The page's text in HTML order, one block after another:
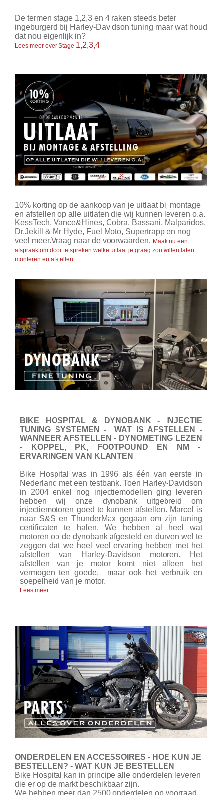
De termen stage 1,2,3 en 4 raken steeds beter
ingeburgerd bij Harley-Davidson tuning maar wat houd
dat nou eigenlijk in?
Lees meer over Stage 1,2,3,4
10% korting op de aankoop van je uitlaat bij montage
en afstellen op alle uitlaten die wij kunnen leveren o.a.
KessTech, Vance&Hines, Cobra, Bassani, Malparidos,
Dr.Jekill & Mr Hyde, Fuel Moto, Supertrapp en nog
veel meer.Vraag naar de voorwaarden. Maak nu een
afspraak om door te spreken welke uitlaat je graag zou willen laten
monteren en afstellen.
BIKE HOSPITAL & DYNOBANK - INJECTIE
TUNING SYSTEMEN - WAT IS AFSTELLEN -
WANNEER AFSTELLEN - DYNOMETING LEZEN
- KOPPEL, PK, FOOTPOUND EN NM -
ERVARINGEN VAN KLANTEN
Bike Hospital was in 1996 als één van eerste in
Nederland met een testbank. Toen Harley-Davidson
in 2004 enkel nog injectiemodellen ging leveren
hebben wij onze dynobank uitgebreid om
injectiemotoren goed te kunnen afstellen. Marcel is
naar S&S en ThunderMax gegaan om zijn tuning
certificaten te halen. We hebben al heel wat
motoren op de dynobank afgesteld en durven wel te
zeggen dat we heel veel ervaring hebben met het
afstellen van Harley-Davidson motoren. Het
afstellen van je motor komt niet alleen het
vermogen ten goede, maar ook het verbruik en
soepelheid van je motor.
Lees meer...
ONDERDELEN EN ACCESSOIRES - HOE KUN JE
BESTELLEN? - WAT KUN JE BESTELLEN
Bike Hospital kan in principe alle onderdelen leveren
die er op de markt beschikbaar zijn.
We hebben meer dan 2500 onderdelen op voorraad